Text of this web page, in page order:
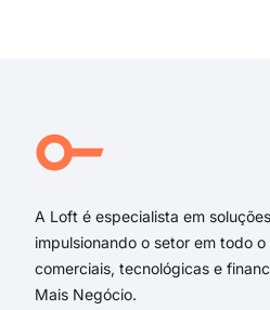
A Loft é especialista em
impulsionando o setor em todo
comerciais, tecnológicas e
Mais Negócio.